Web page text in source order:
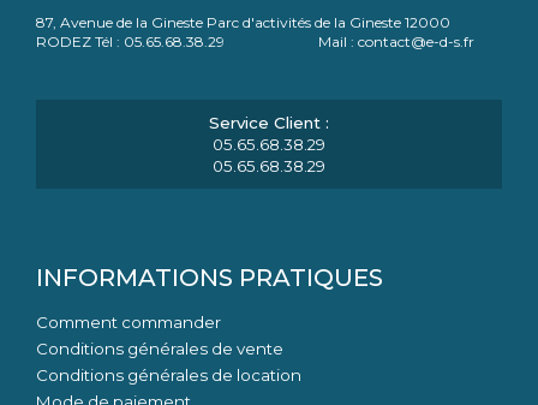
87, Avenue de la Gineste Parc d'activités de la Gineste 12000
RODEZ Tél : 05.65.68.38.29 Mail : contact@e-d-s.fr
05.65.68.38.29
05.65.68.38.29
INFORMATIONS PRATIQUES
Comment commander
Conditions générales de vente
Conditions générales de location
Mode de paiement